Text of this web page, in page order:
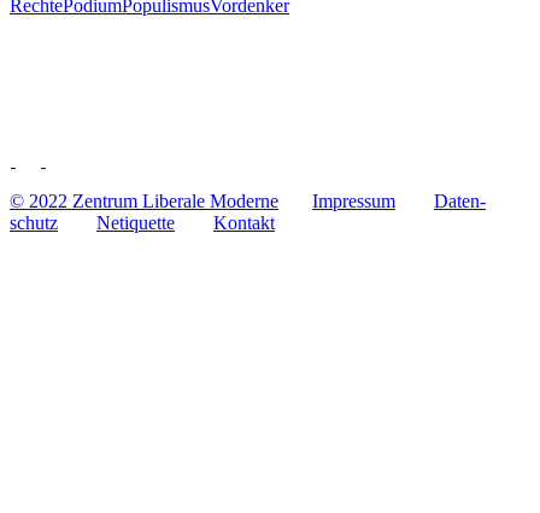
RechtePodiumPopulismusVordenker
© 2022 Zentrum Libe­rale Moderne Impres­sum
Daten­
schutz
Neti­quette Kontakt